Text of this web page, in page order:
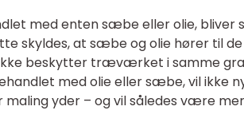
med enten sæbe eller olie, bliver
skyldes, at sæbe og olie hører til
beskytter træværket i samme
med olie eller sæbe, vil ikke
maling yder – og vil således være